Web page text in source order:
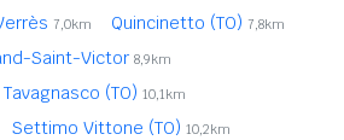
7,0km Quincinetto (TO) 7,8km
Saint-Victor 8,9km
Tavagnasco (TO) 10,1km
Settimo Vittone (TO) 10,2km